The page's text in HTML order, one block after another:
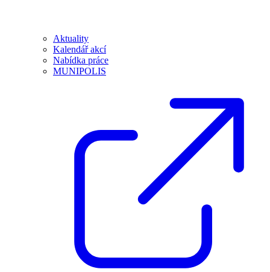
Aktuality
Kalendář akcí
Nabídka práce
MUNIPOLIS